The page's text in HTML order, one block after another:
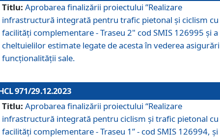
Titlu: Aprobarea finalizării proiectului ”Realizare
infrastructură integrată pentru trafic pietonal și ciclism cu
facilități complementare - Traseu 2" cod SMIS 126995 și a
cheltuielilor estimate legate de acesta în vederea
funcționalității sale.
971/29.12.2023
Titlu: Aprobarea finalizării proiectului “Realizare
infrastructură integrată pentru ciclism şi trafic pietonal cu
facilităţi complementare - Traseu 1” - cod SMIS 126994, și